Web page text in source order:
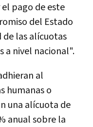
pago de este
del Estado
las alícuotas
a nivel nacional".
al
humanas o
una alícuota de
anual sobre la